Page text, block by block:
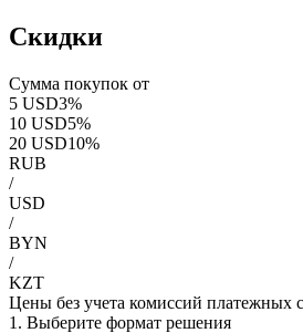
Скидки
Сумма покупок от
5 USD3%
10 USD5%
20 USD10%
RUB
/
USD
/
BYN
/
KZT
Цены без учета комиссий платежных
1. Выберите формат решения